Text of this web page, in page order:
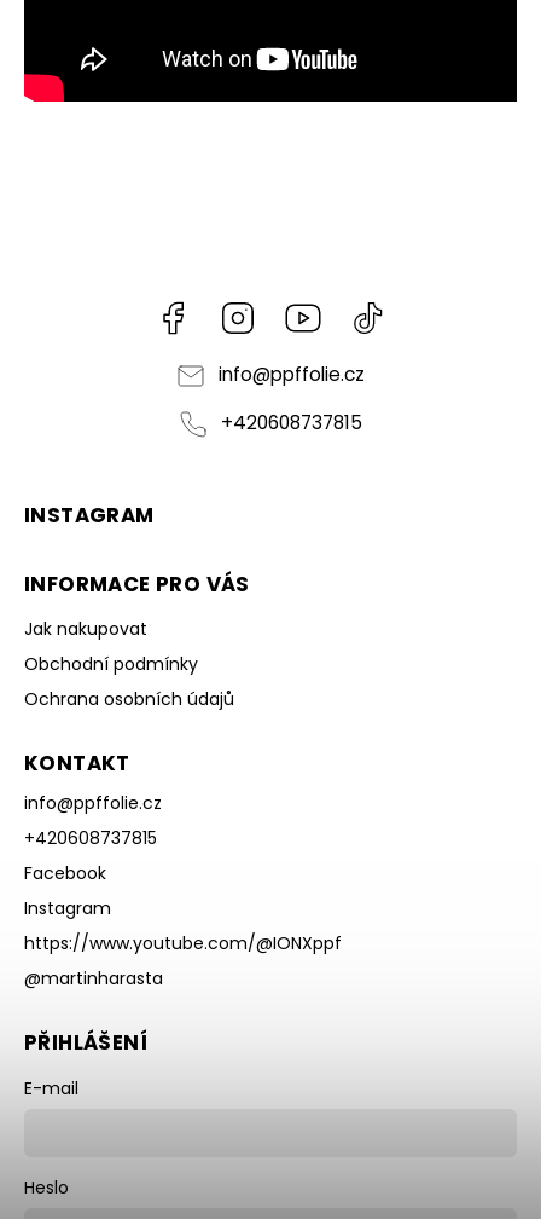
Facebook Instagramhttps://
info@ppffolie.cz
+420608737815
INSTAGRAM
INFORMACE PRO VÁS
Jak nakupovat
Obchodní podmínky
Ochrana osobních údajů
KONTAKT
info@ppffolie.cz
+420608737815
Facebook
Instagram
https://www.youtube.com/@IONXppf
@martinharasta
PŘIHLÁŠENÍ
E-mail
Heslo